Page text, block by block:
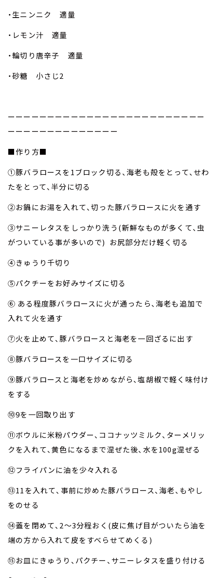
・生ニンニク 適量
・レモン汁 適量
・輪切り唐辛子 適量
・砂糖 小さじ2
ーーーーーーーーーーーーーーーーーーーーーーーーー
ーーーーーーーーーーーーーー
■作り方■
①豚バラロースを1ブロック切る、海老も殻をとって、せわ
たをとって、半分に切る
②お鍋にお湯を入れて、切った豚バラロースに火を通す
③サニーレタスをしっかり洗う(新鮮なものが多くて、虫
がついている事が多いので) お尻部分だけ軽く切る
④きゅうり千切り
⑤パクチーをお好みサイズに切る
⑥ ある程度豚バラロースに火が通ったら、海老も追加で
入れて火を通す
⑦火を止めて、豚バラロースと海老を一回ざるに出す
⑧豚バラロースを一口サイズに切る
⑨豚バラロースと海老を炒めながら、塩胡椒で軽く味付け
をする
⑩9を一回取り出す
⑪ボウルに米粉パウダー、ココナッツミルク、ターメリッ
クを入れて、黄色になるまで混ぜた後、水を100g混ぜる
⑫フライパンに油を少々入れる
⑬11を入れて、事前に炒めた豚バラロース、海老、もやし
をのせる
⑭蓋を閉めて、2～3分程おく(皮に焦げ目がついたら油を
端の方から入れて皮をすべらせてめくる)
⑮お皿にきゅうり、パクチー、サニーレタスを盛り付ける